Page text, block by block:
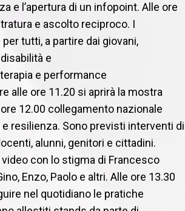
e l’apertura di un infopoint. Alle ore
e ascolto reciproco. I
tutti, a partire dai giovani,
e
e performance
alle ore 11.20 si aprirà la mostra
12.00 collegamento nazionale
resilienza. Sono previsti interventi di
alunni, genitori e cittadini.
con lo stigma di Francesco
Enzo, Paolo e altri. Alle ore 13.30
nel quotidiano le pratiche